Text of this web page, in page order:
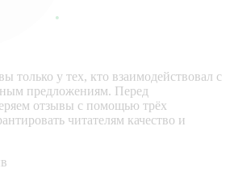
только у тех, кто взаимодействовал с
предложениям. Перед
отзывы с помощью трёх
читателям качество и